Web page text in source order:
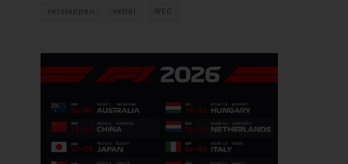
verstappen vettel WEC